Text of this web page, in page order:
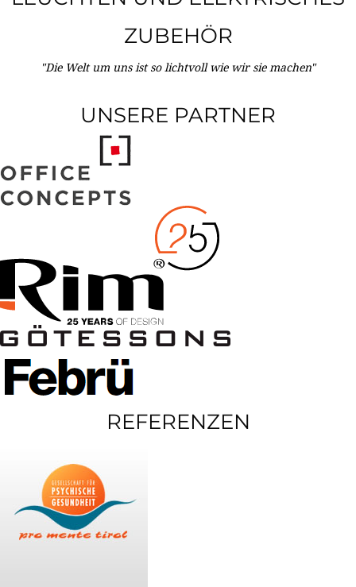
ZUBEHÖR
"Die Welt um uns ist so lichtvoll wie wir sie machen"
UNSERE PARTNER
REFERENZEN